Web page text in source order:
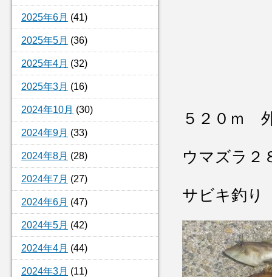
2025年6月 (41)
2025年5月 (36)
2025年4月 (32)
2025年3月 (16)
2024年10月 (30)
2024年9月 (33)
2024年8月 (28)
2024年7月 (27)
2024年6月 (47)
2024年5月 (42)
2024年4月 (44)
2024年3月 (11)
５２０ｍ
ウマズラ２
サビキ釣り